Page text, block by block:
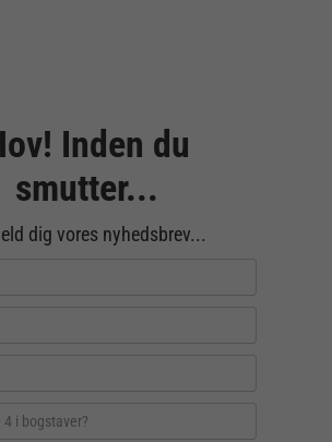
Inden du
smutter...
dig vores nyhedsbrev...